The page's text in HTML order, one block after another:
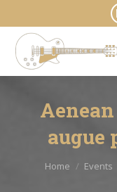
augue
You are here:
Home Events